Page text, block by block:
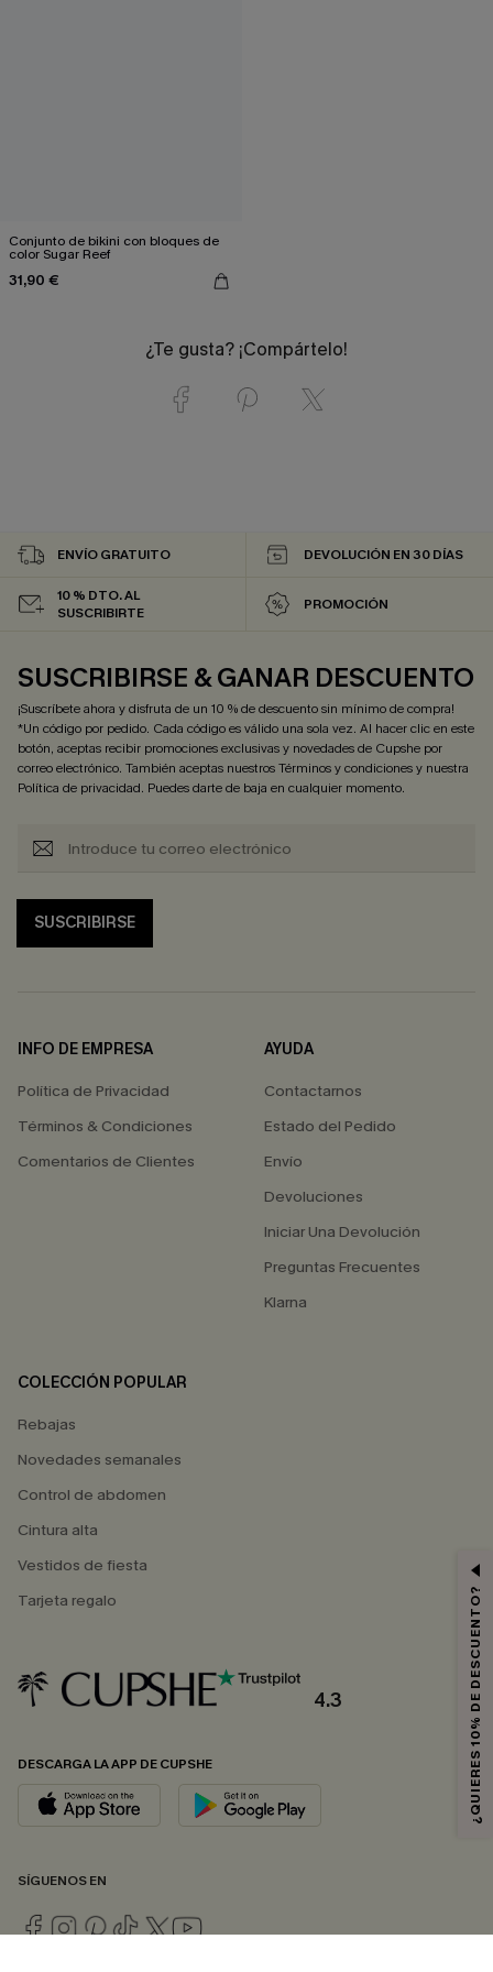
Conjunto de bikini con bloques de
color Sugar Reef
31,90 €
¿Te gusta? ¡Compártelo!
ENVÍO GRATUITO DEVOLUCIÓN EN 30 DÍAS
10 % DTO. AL
SUSCRIBIRTE
PROMOCIÓN
SUSCRIBIRSE & GANAR DESCUENTO
¡Suscríbete ahora y disfruta de un 10 % de descuento sin mínimo de compra!
*Un código por pedido. Cada código es válido una sola vez. Al hacer clic en este
botón, aceptas recibir promociones exclusivas y novedades de Cupshe por
correo electrónico. También aceptas nuestrosTérminos y condicionesy nuestra
Política de privacidad. Puedes darte de baja en cualquier momento.
SUSCRIBIRSE
INFO DE EMPRESA
Política de Privacidad
Términos & Condiciones
Comentarios de Clientes
AYUDA
Contactarnos
Estado del Pedido
Envío
Devoluciones
Iniciar Una Devolución
Preguntas Frecuentes
Klarna
COLECCIÓN POPULAR
Rebajas
Novedades semanales
Control de abdomen
Cintura alta
Vestidos de fiesta
Tarjeta regalo
4.3
DESCARGA LA APP DE CUPSHE
SÍGUENOS EN
¿QUIERES 10% DE DESCUENTO?